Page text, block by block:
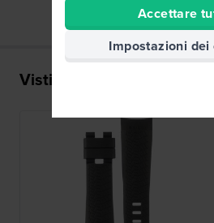
Visti di recente
Accettare
Impostazioni dei